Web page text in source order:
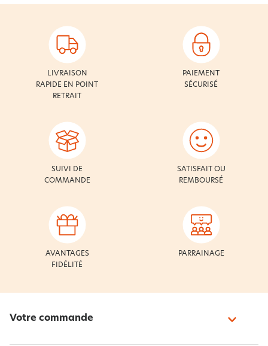
LIVRAISON
RAPIDE EN POINT
RETRAIT
PAIEMENT
SÉCURISÉ
SUIVI DE
COMMANDE
SATISFAIT OU
REMBOURSÉ
AVANTAGES
FIDÉLITÉ
PARRAINAGE
Votre commande